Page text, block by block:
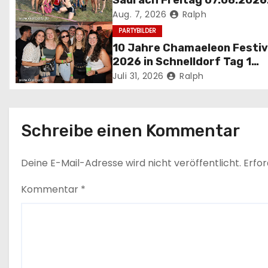
v
i
g
t
o
n
Aug. 7, 2026 Ralph
PARTYBILDER
10 Jahre Chamaeleon
2026 in Schnelldorf Tag 1
Fr.31.07.2026.
Juli 31, 2026 Ralph
Schreibe einen Kommentar
Deine E-Mail-Adresse wird nicht veröffentlicht.
Kommentar *